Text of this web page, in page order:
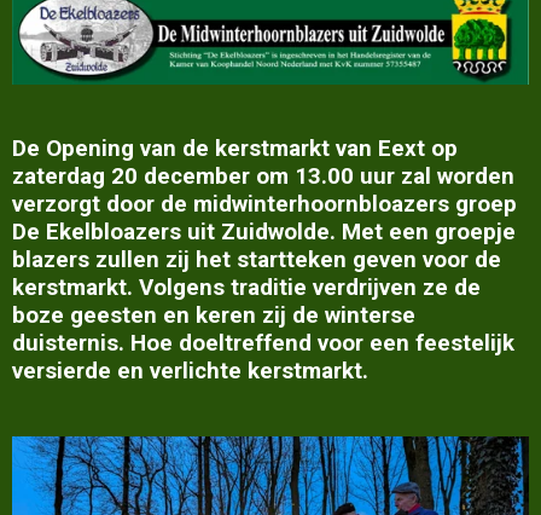
De Opening van de kerstmarkt van Eext op
zaterdag 20 december om 13.00 uur zal worden
verzorgt door de midwinterhoornbloazers groep
De Ekelbloazers uit Zuidwolde. Met een groepje
blazers zullen zij het startteken geven voor de
kerstmarkt. Volgens traditie verdrijven ze de
boze geesten en keren zij de winterse
duisternis. Hoe doeltreffend voor een feestelijk
versierde en verlichte kerstmarkt.